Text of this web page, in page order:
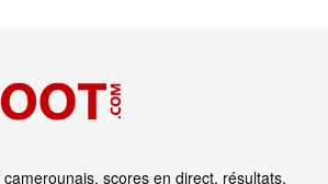
scores en direct, résultats,